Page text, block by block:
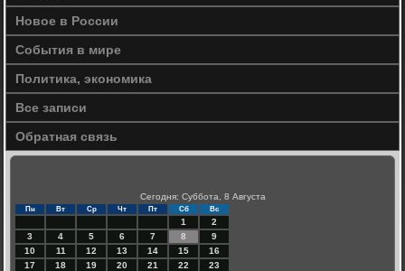
Новое в России
События в мире
Политика, экономика
Все записи
Обратная связь
Сегодня: Суббота, 8 Августа
Пн Вт Ср Чт Пт Сб Вс
1
2
3
4 5 6 7 8
9
10
11 12 13 14 15
16
17
18 19 20 21 22
23